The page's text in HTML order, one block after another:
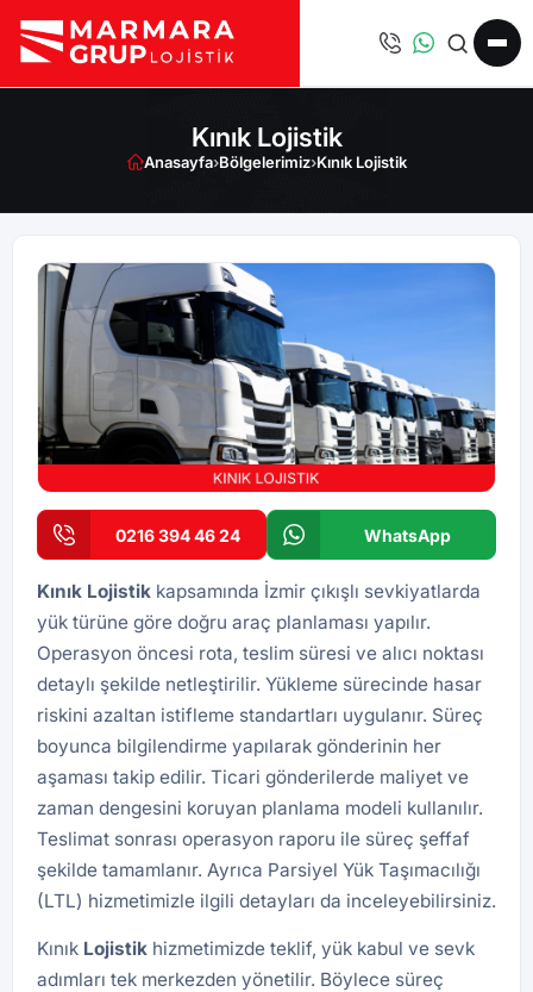
Kınık Lojistik
Anasayfa›Bölgelerimiz›Kınık Lojistik
0216 394 46 24 WhatsApp
Kınık Lojistik kapsamında İzmir çıkışlı sevkiyatlarda
yük türüne göre doğru araç planlaması yapılır.
Operasyon öncesi rota, teslim süresi ve alıcı noktası
detaylı şekilde netleştirilir. Yükleme sürecinde hasar
riskini azaltan istifleme standartları uygulanır. Süreç
boyunca bilgilendirme yapılarak gönderinin her
aşaması takip edilir. Ticari gönderilerde maliyet ve
zaman dengesini koruyan planlama modeli kullanılır.
Teslimat sonrası operasyon raporu ile süreç şeffaf
şekilde tamamlanır. Ayrıca Parsiyel Yük Taşımacılığı
(LTL) hizmetimizle ilgili detayları da inceleyebilirsiniz.
Kınık Lojistik hizmetimizde teklif, yük kabul ve sevk
adımları tek merkezden yönetilir. Böylece süreç